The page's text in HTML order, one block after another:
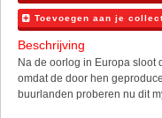
Toevoegen aan je
Beschrijving
Na de oorlog in Europa sloot
omdat de door hen
buurlanden proberen nu dit